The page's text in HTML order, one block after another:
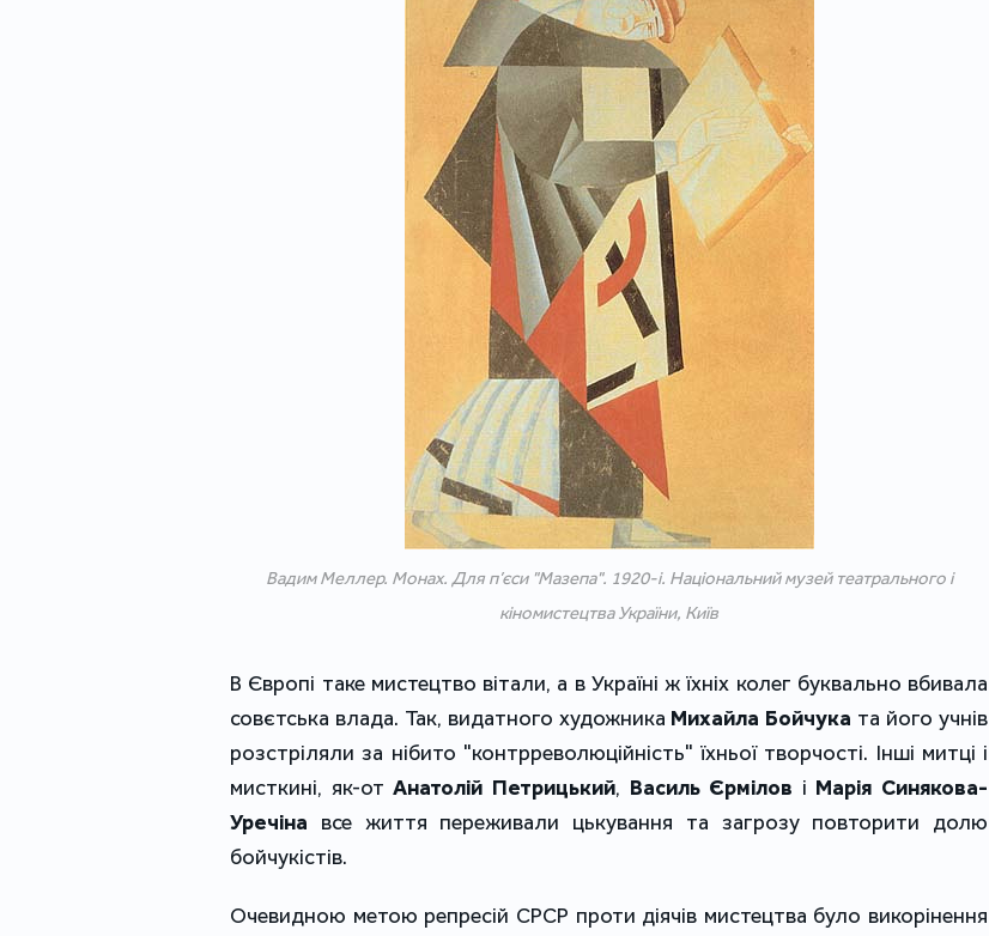
Вадим Меллер. Монах. Для п’єси "Мазепа". 1920-і. Національний музей театрального і
кіномистецтва України, Київ
В Європі таке мистецтво вітали, а в Україні ж їхніх колег буквально вбивала
совєтська влада. Так, видатного художника Михайла Бойчука та його учнів
розстріляли за нібито "контрреволюційність" їхньої творчості. Інші митці і
мисткині, як-отАнатолій Петрицький, Василь Єрмілов і Марія Синякова-
Уречіна все життя переживали цькування та загрозу повторити долю
бойчукістів.
Очевидною метою репресій СРСР проти діячів мистецтва було викорінення